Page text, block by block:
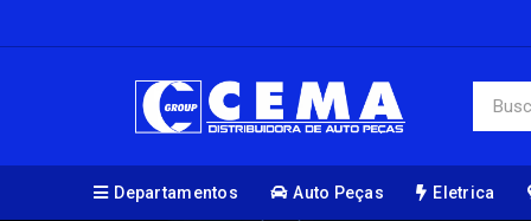
Departamentos Auto Peças Eletrica